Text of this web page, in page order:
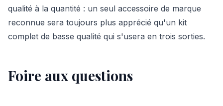
qualité à la quantité : un seul accessoire de marque
reconnue sera toujours plus apprécié qu'un kit
complet de basse qualité qui s'usera en trois sorties.
Foire aux questions